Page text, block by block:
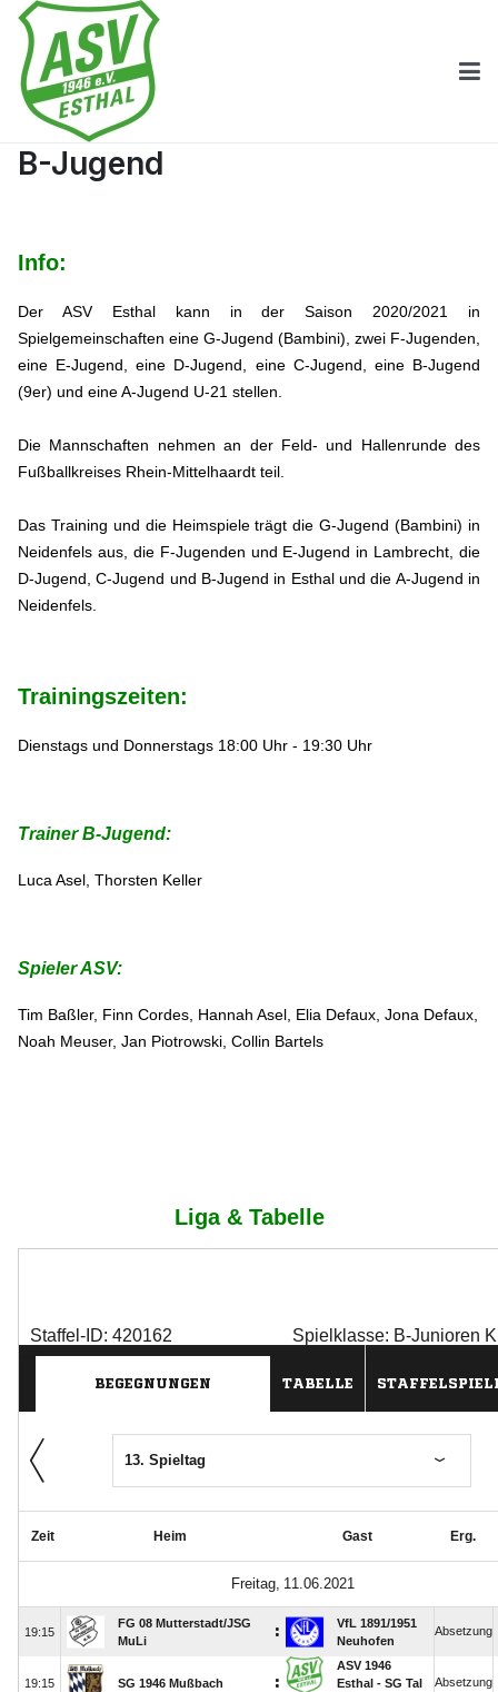
B-Jugend
Info:
Der ASV Esthal kann in der Saison 2020/2021 in
Spielgemeinschaften eine G-Jugend (Bambini), zwei F-Jugenden,
eine E-Jugend, eine D-Jugend, eine C-Jugend, eine B-Jugend
(9er) und eine A-Jugend U-21 stellen.
Die Mannschaften nehmen an der Feld- und Hallenrunde des
Fußballkreises Rhein-Mittelhaardt teil.
Das Training und die Heimspiele trägt die G-Jugend (Bambini) in
Neidenfels aus, die F-Jugenden und E-Jugend in Lambrecht, die
D-Jugend, C-Jugend und B-Jugend in Esthal und die A-Jugend in
Neidenfels.
Trainingszeiten:
Dienstags und Donnerstags 18:00 Uhr - 19:30 Uhr
Trainer B-Jugend:
Luca Asel, Thorsten Keller
Spieler ASV:
Tim Baßler, Finn Cordes, Hannah Asel, Elia Defaux, Jona Defaux,
Noah Meuser, Jan Piotrowski, Collin Bartels
Liga& Tabelle